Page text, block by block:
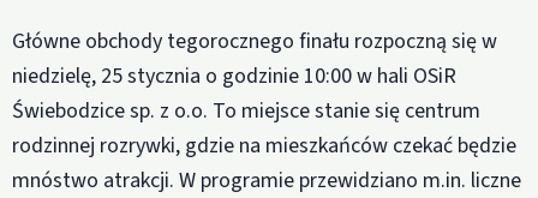
Główne obchody tegorocznego finału rozpoczną się w
niedzielę, 25 stycznia o godzinie 10:00 w hali OSiR
Świebodzice sp. z o.o. To miejsce stanie się centrum
rodzinnej rozrywki, gdzie na mieszkańców czekać będzie
mnóstwo atrakcji. W programie przewidziano m.in. liczne